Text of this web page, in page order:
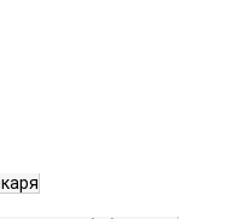
новгородской